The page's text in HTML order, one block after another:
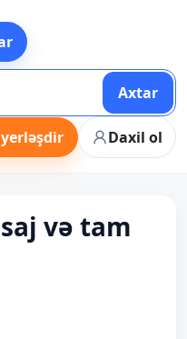
Axtar
Daxil ol
və tam